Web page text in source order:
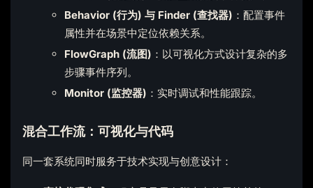
Behavior (行为) 与 Finder (查找器) ：配置事件
属性并在场景中定位依赖关系。
FlowGraph (流图) ：以可视化方式设计复杂的多
步骤事件序列。
Monitor (监控器) ：实时调试和性能跟踪。
混合工作流：可视化与代码
同一套系统同时服务于技术实现与创意设计：